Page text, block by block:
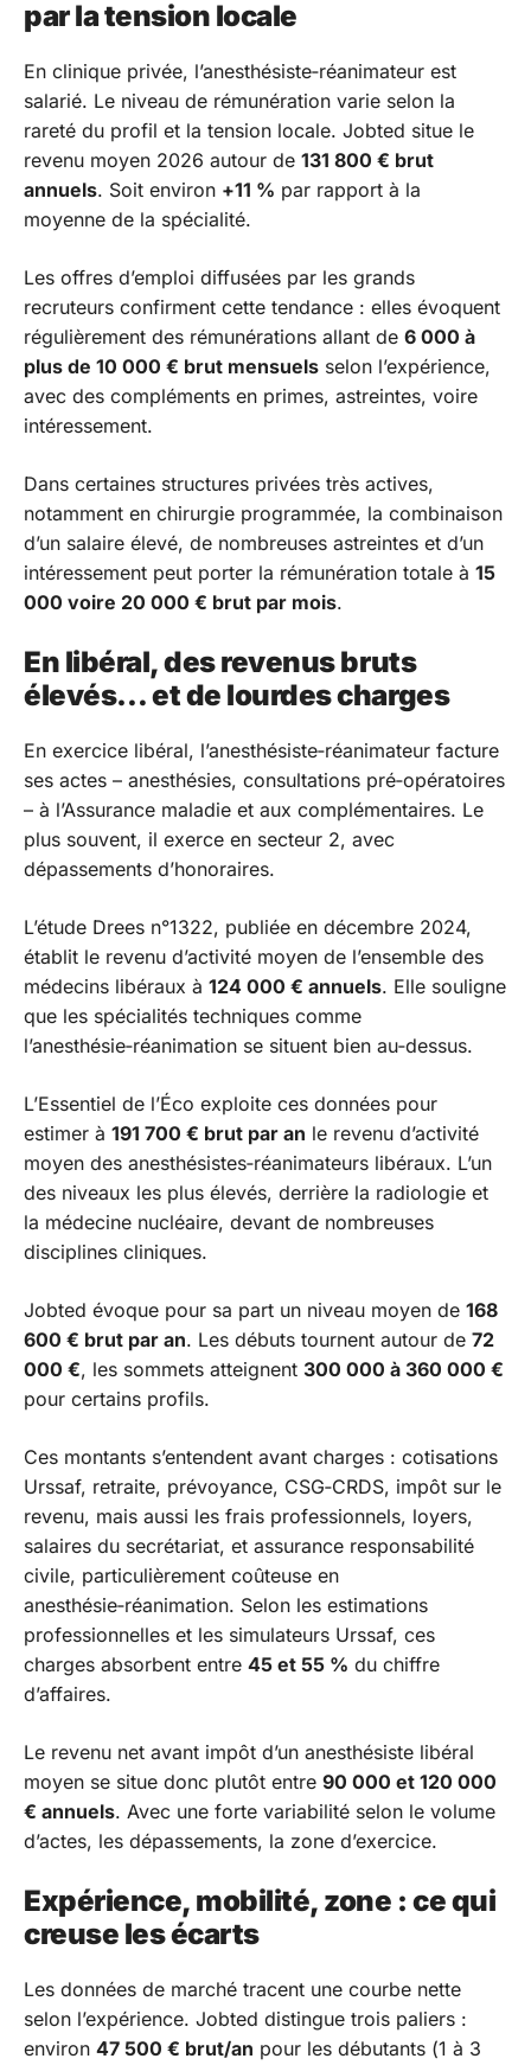
par la tension locale
En clinique privée, l’anesthésiste‑réanimateur est
salarié. Le niveau de rémunération varie selon la
rareté du profil et la tension locale. Jobted situe le
revenu moyen 2026 autour de 131 800 € brut
annuels. Soit environ +11 % par rapport à la
moyenne de la spécialité.
Les offres d’emploi diffusées par les grands
recruteurs confirment cette tendance : elles évoquent
régulièrement des rémunérations allant de 6 000 à
plus de 10 000 € brut mensuels selon l’expérience,
avec des compléments en primes, astreintes, voire
intéressement.
Dans certaines structures privées très actives,
notamment en chirurgie programmée, la combinaison
d’un salaire élevé, de nombreuses astreintes et d’un
intéressement peut porter la rémunération totale à 15
000 voire 20 000 € brut par mois.
En libéral, des revenus bruts
élevés… et de lourdes charges
En exercice libéral, l’anesthésiste‑réanimateur facture
ses actes – anesthésies, consultations pré‑opératoires
– à l’Assurance maladie et aux complémentaires. Le
plus souvent, il exerce en secteur 2, avec
dépassements d’honoraires.
L’étude Drees n°1322, publiée en décembre 2024,
établit le revenu d’activité moyen de l’ensemble des
médecins libéraux à 124 000 € annuels. Elle souligne
que les spécialités techniques comme
l’anesthésie‑réanimation se situent bien au‑dessus.
L’Essentiel de l’Éco exploite ces données pour
estimer à 191 700 € brut par an le revenu d’activité
moyen des anesthésistes‑réanimateurs libéraux. L’un
des niveaux les plus élevés, derrière la radiologie et
la médecine nucléaire, devant de nombreuses
disciplines cliniques.
Jobted évoque pour sa part un niveau moyen de 168
600 € brut par an. Les débuts tournent autour de 72
000 €, les sommets atteignent 300 000 à 360 000 €
pour certains profils.
Ces montants s’entendent avant charges : cotisations
Urssaf, retraite, prévoyance, CSG‑CRDS, impôt sur le
revenu, mais aussi les frais professionnels, loyers,
salaires du secrétariat, et assurance responsabilité
civile, particulièrement coûteuse en
anesthésie‑réanimation. Selon les estimations
professionnelles et les simulateurs Urssaf, ces
charges absorbent entre 45 et 55 % du chiffre
d’affaires.
Le revenu net avant impôt d’un anesthésiste libéral
moyen se situe donc plutôt entre 90 000 et 120 000
€ annuels. Avec une forte variabilité selon le volume
d’actes, les dépassements, la zone d’exercice.
Expérience, mobilité, zone : ce qui
creuse les écarts
Les données de marché tracent une courbe nette
selon l’expérience. Jobted distingue trois paliers :
environ 47 500 € brut/an pour les débutants (1 à 3